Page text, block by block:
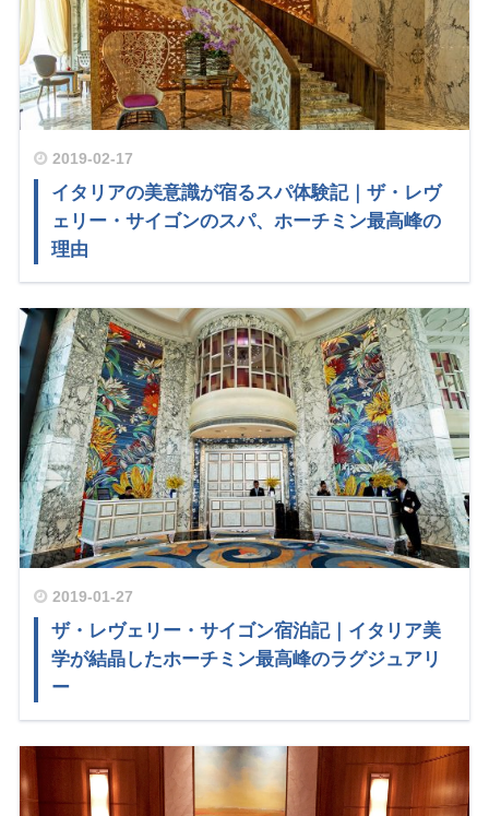
2019-02-17
イタリアの美意識が宿るスパ体験記｜ザ・レヴ
ェリー・サイゴンのスパ、ホーチミン最高峰の
理由
2019-01-27
ザ・レヴェリー・サイゴン宿泊記｜イタリア美
学が結晶したホーチミン最高峰のラグジュアリ
ー